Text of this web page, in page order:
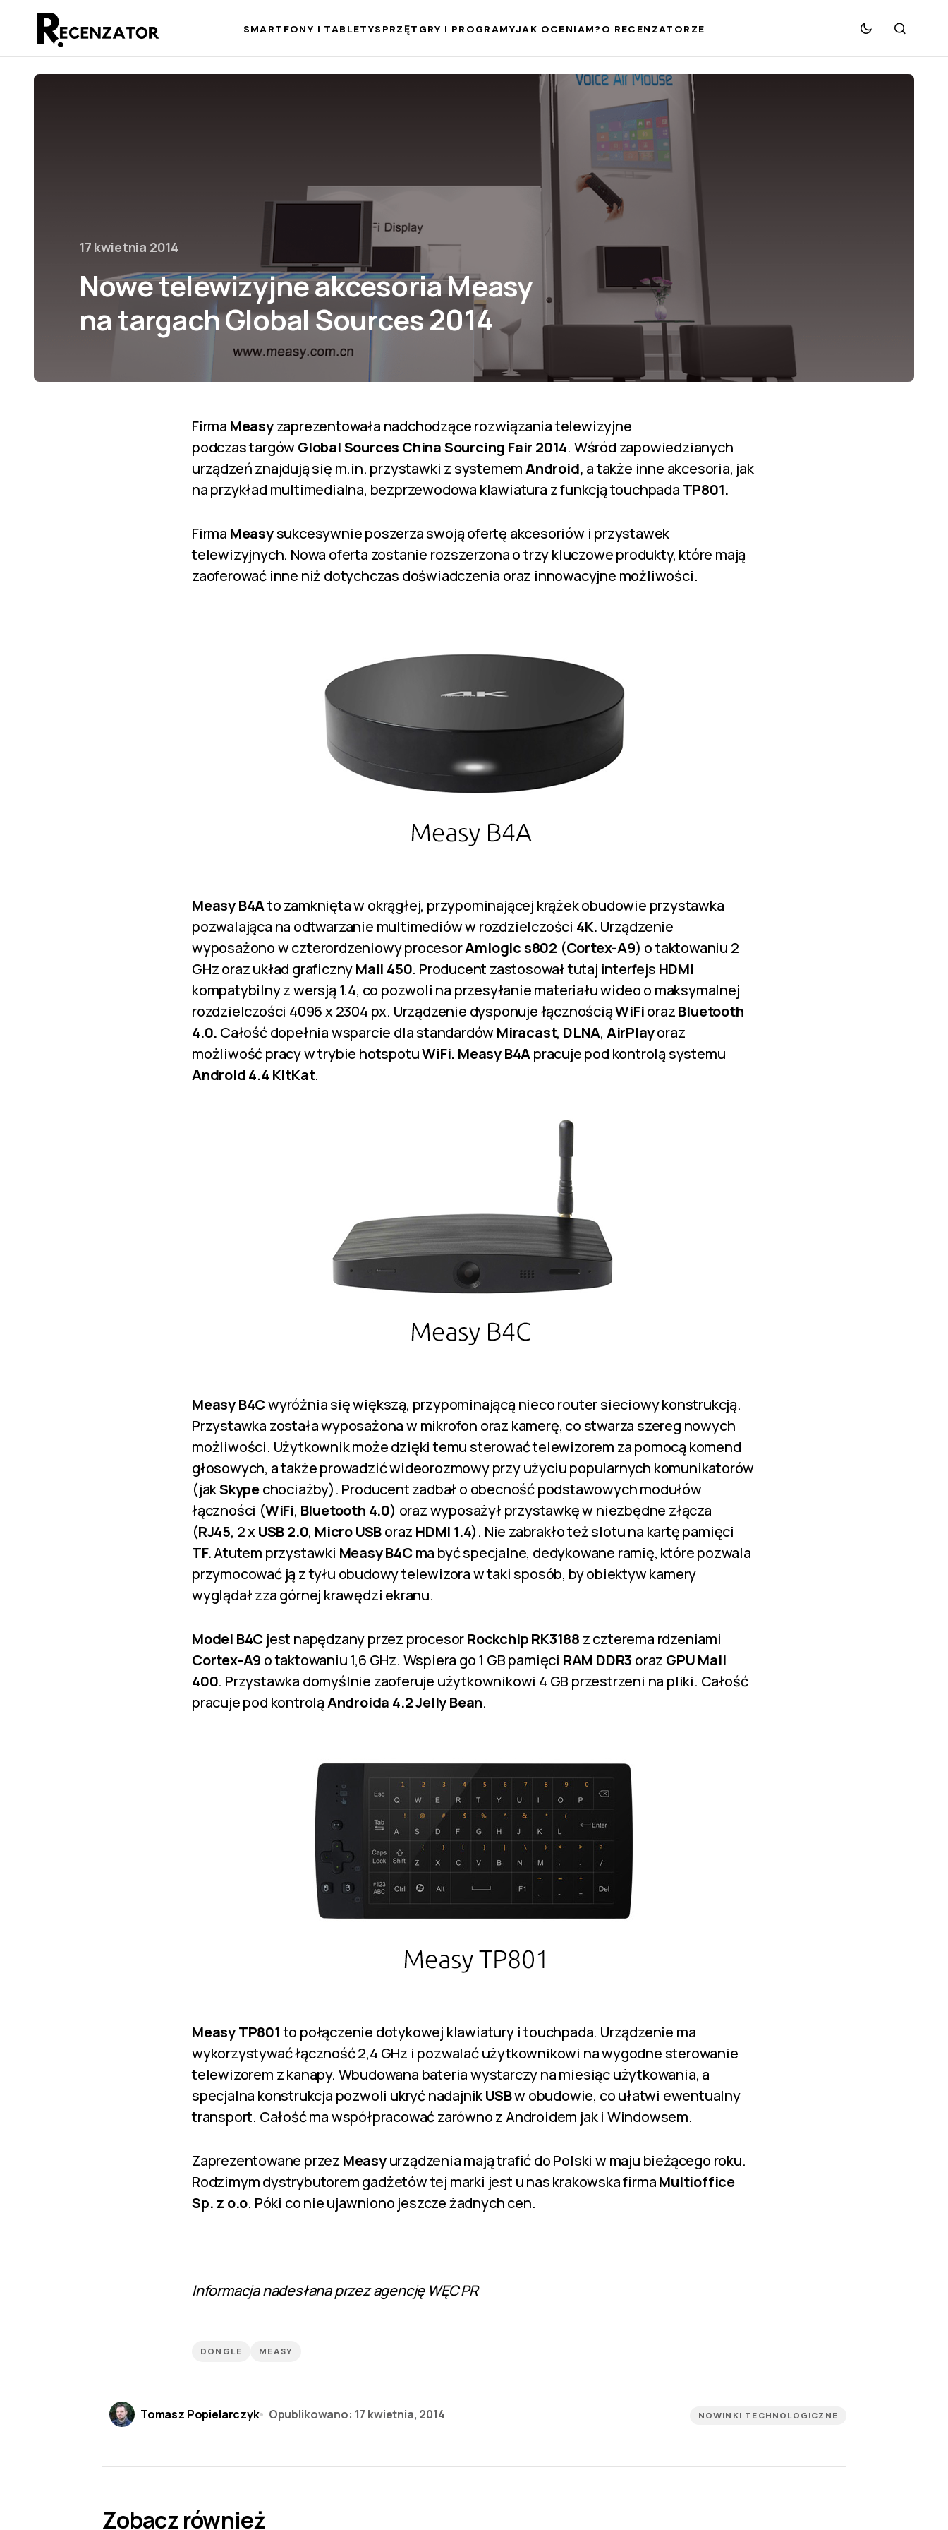
SMARTFONY I TABLETYSPRZĘT GRY I PROGRAMYJAK OCENIAM? O RECENZATORZE
17 kwietnia 2014
Nowe telewizyjne akcesoria Measy
na targach Global Sources 2014
Firma Measyzaprezentowała nadchodzące rozwiązania telewizyjne
podczas targów Global Sources China Sourcing Fair 2014. Wśród zapowiedzianych
urządzeń znajdują się m.in. przystawki z systememAndroid, a także inne akcesoria, jak
na przykład multimedialna, bezprzewodowa klawiatura z funkcją touchpada TP801.
Firma Measysukcesywnie poszerza swoją ofertę akcesoriów i przystawek
telewizyjnych. Nowa oferta zostanie rozszerzona o trzy kluczowe produkty, które mają
zaoferować inne niż dotychczas doświadczenia oraz innowacyjne możliwości.
Measy B4Ato zamknięta w okrągłej, przypominającej krążek obudowie przystawka
pozwalająca na odtwarzanie multimediów w rozdzielczości 4K. Urządzenie
wyposażono w czterordzeniowy procesorAmlogic s802 (Cortex-A9) o taktowaniu 2
GHz oraz układ graficznyMali 450. Producent zastosował tutaj interfejs HDMI
kompatybilny z wersją 1.4, co pozwoli na przesyłanie materiału wideo o maksymalnej
rozdzielczości 4096 x 2304 px. Urządzenie dysponuje łącznościąWiFiorazBluetooth
4.0. Całość dopełnia wsparcie dla standardów Miracast, DLNA, AirPlayoraz
możliwość pracy w trybie hotspotuWiFi. Measy B4Apracuje pod kontrolą systemu
Android 4.4 KitKat.
Measy B4Cwyróżnia się większą, przypominającą nieco router sieciowy konstrukcją.
Przystawka została wyposażona w mikrofon oraz kamerę, co stwarza szereg nowych
możliwości. Użytkownik może dzięki temu sterować telewizorem za pomocą komend
głosowych, a także prowadzić wideorozmowy przy użyciu popularnych komunikatorów
(jakSkypechociażby). Producent zadbał o obecność podstawowych modułów
łączności (WiFi, Bluetooth 4.0) oraz wyposażył przystawkę w niezbędne złącza
(RJ45, 2 xUSB 2.0, Micro USBoraz HDMI 1.4). Nie zabrakło też slotu na kartę pamięci
TF.Atutem przystawki Measy B4Cma być specjalne, dedykowane ramię, które pozwala
przymocować ją z tyłu obudowy telewizora w taki sposób, by obiektyw kamery
wyglądał zza górnej krawędzi ekranu.
Model B4C jest napędzany przez procesorRockchip RK3188 z czterema rdzeniami
Cortex-A9 o taktowaniu 1,6 GHz. Wspiera go 1 GB pamięci RAM DDR3 oraz GPU Mali
400. Przystawka domyślnie zaoferuje użytkownikowi 4 GB przestrzeni na pliki. Całość
pracuje pod kontroląAndroida 4.2 Jelly Bean.
Measy TP801to połączenie dotykowej klawiatury i touchpada. Urządzenie ma
wykorzystywać łączność 2,4 GHz i pozwalać użytkownikowi na wygodne sterowanie
telewizorem z kanapy. Wbudowana bateria wystarczy na miesiąc użytkowania, a
specjalna konstrukcja pozwoli ukryć nadajnikUSBw obudowie, co ułatwi ewentualny
transport. Całość ma współpracować zarówno z Androidem jak i Windowsem.
Zaprezentowane przez Measyurządzenia mają trafić do Polski w maju bieżącego roku.
Rodzimym dystrybutorem gadżetów tej marki jest u nas krakowska firmaMultioffice
Sp. z o.o. Póki co nie ujawniono jeszcze żadnych cen.
Informacja nadesłana przez agencję WĘC PR
DONGLE MEASY
Tomasz Popielarczyk Opublikowano: 17 kwietnia, 2014 NOWINKI TECHNOLOGICZNE
Zobacz również